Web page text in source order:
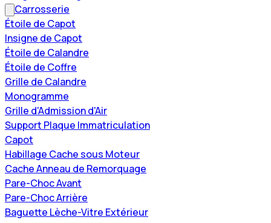
Carrosserie
Étoile de Capot
Insigne de Capot
Étoile de Calandre
Étoile de Coffre
Grille de Calandre
Monogramme
Grille d'Admission d'Air
Support Plaque Immatriculation
Capot
Habillage Cache sous Moteur
Cache Anneau de Remorquage
Pare-Choc Avant
Pare-Choc Arrière
Baguette Lèche-Vitre Extérieur